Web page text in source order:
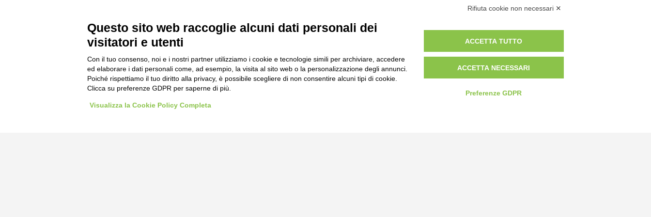
Rifiuta cookie non necessari ✕
Questo sito web raccoglie alcuni dati personali dei
visitatori e utenti
Con il tuo consenso, noi e i nostri partner utilizziamo i cookie e tecnologie simili per archiviare, accedere
ed elaborare i dati personali come, ad esempio, la visita al sito web o la personalizzazione degli annunci.
Poiché rispettiamo il tuo diritto alla privacy, è possibile scegliere di non consentire alcuni tipi di cookie.
Clicca su preferenze GDPR per saperne di più.
Visualizza la Cookie Policy Completa
ACCETTA TUTTO
ACCETTA NECESSARI
Preferenze GDPR